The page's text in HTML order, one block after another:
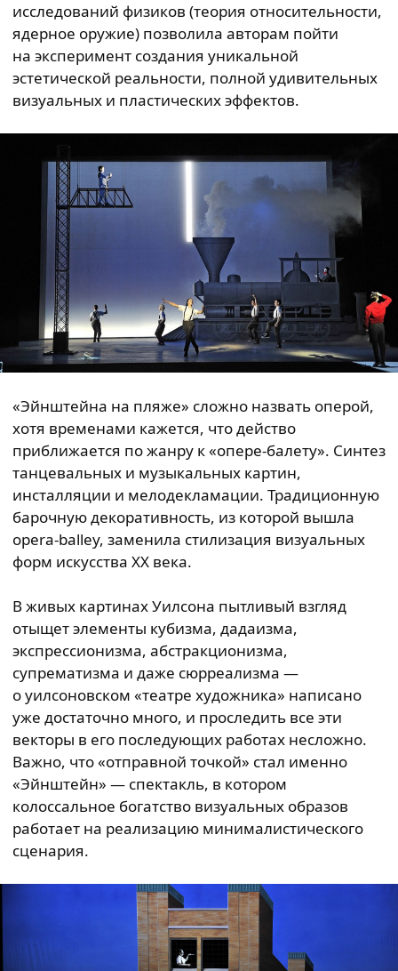
исследований физиков (теория относительности,
ядерное оружие) позволила авторам пойти
на эксперимент создания уникальной
эстетической реальности, полной удивительных
визуальных и пластических эффектов.
«Эйнштейна на пляже» сложно назвать оперой,
хотя временами кажется, что действо
приближается по жанру к «опере-балету». Синтез
танцевальных и музыкальных картин,
инсталляции и мелодекламации. Традиционную
барочную декоративность, из которой вышла
opera-balley, заменила стилизация визуальных
форм искусства XX века.
В живых картинах Уилсона пытливый взгляд
отыщет элементы кубизма, дадаизма,
экспрессионизма, абстракционизма,
супрематизма и даже сюрреализма —
о уилсоновском «театре художника» написано
уже достаточно много, и проследить все эти
векторы в его последующих работах несложно.
Важно, что «отправной точкой» стал именно
«Эйнштейн» — спектакль, в котором
колоссальное богатство визуальных образов
работает на реализацию минималистического
сценария.